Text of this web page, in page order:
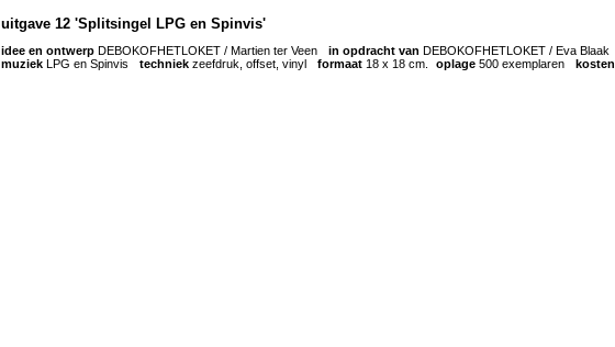
uitgave 12 'Splitsingel LPG en Spinvis'
idee en ontwerp DEBOKOFHETLOKET / Martien ter Veen in opdracht van DEBOKOFHETLOKET / Eva Blaak
muziek LPG en Spinvis techniek zeefdruk, offset, vinyl formaat 18 x 18 cm. oplage 500 exemplaren kosten